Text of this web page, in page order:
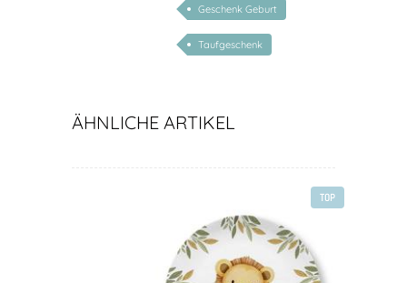
Geschenk Geburt
Taufgeschenk
ÄHNLICHE ARTIKEL
TOP